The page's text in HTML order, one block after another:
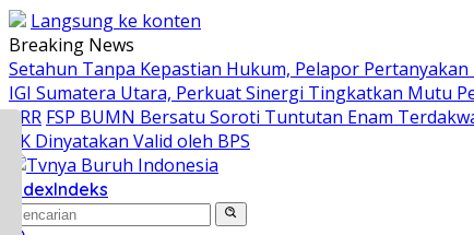
Langsung ke konten
Breaking News
Setahun Tanpa Kepastian Hukum, Pelapor
IGI Sumatera Utara, Perkuat Sinergi Tingkatkan Mutu
PRR FSP BUMN Bersatu Soroti Tuntutan Enam
KK Dinyatakan Valid oleh BPS
indexIndeks